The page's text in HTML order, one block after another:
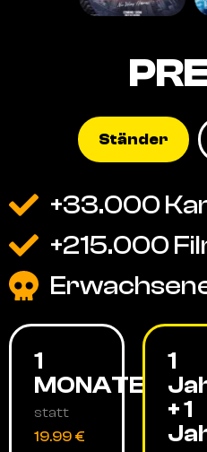
Ständer
+33.000
+215.000
1
MONATE
statt
19.99 €
1
+ 1